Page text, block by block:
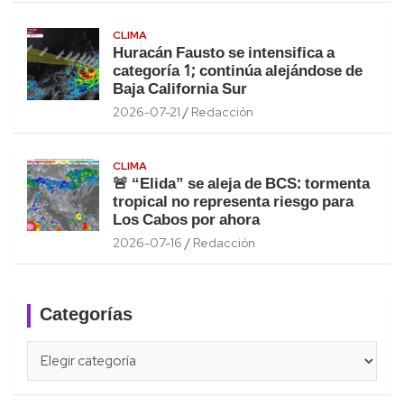
CLIMA
Huracán Fausto se intensifica a
categoría 1; continúa alejándose de
Baja California Sur
2026-07-21 Redacción
CLIMA
🚨 “Elida” se aleja de BCS: tormenta
tropical no representa riesgo para
Los Cabos por ahora
2026-07-16 Redacción
Categorías